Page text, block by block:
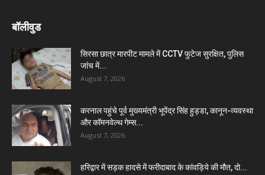
बॉलीवुड
सिरसा छात्र मारपीट मामले में CCTV फुटेज सुरक्षित, पुलिस
जांच में...
August 7, 2026
करनाल पहुंचे पूर्व मुख्यमंत्री भूपेंद्र सिंह हुड्डा, कानून-व्यवस्था
और कॉमनवेल्थ गेम्स...
August 7, 2026
हरिद्वार में सड़क हादसे में फरीदाबाद के कांवड़िये की मौत, दो...